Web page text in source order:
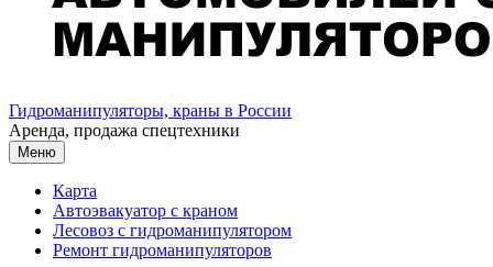
Гидроманипуляторы, краны в России
Аренда, продажа спецтехники
Меню
Карта
Автоэвакуатор с краном
Лесовоз с гидроманипулятором
Ремонт гидроманипуляторов